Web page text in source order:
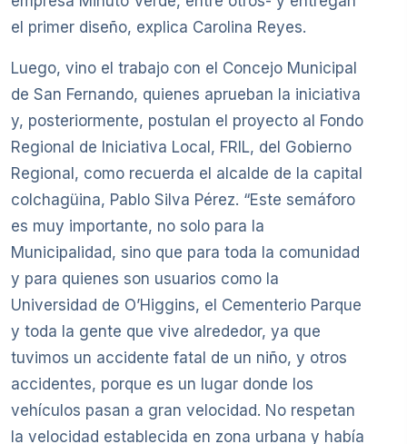
el primer diseño, explica Carolina Reyes.
Luego, vino el trabajo con el Concejo Municipal
de San Fernando, quienes aprueban la iniciativa
y, posteriormente, postulan el proyecto al Fondo
Regional de Iniciativa Local, FRIL, del Gobierno
Regional, como recuerda el alcalde de la capital
colchagüina, Pablo Silva Pérez. “Este semáforo
es muy importante, no solo para la
Municipalidad, sino que para toda la comunidad
y para quienes son usuarios como la
Universidad de O’Higgins, el Cementerio Parque
y toda la gente que vive alrededor, ya que
tuvimos un accidente fatal de un niño, y otros
accidentes, porque es un lugar donde los
vehículos pasan a gran velocidad. No respetan
la velocidad establecida en zona urbana y había